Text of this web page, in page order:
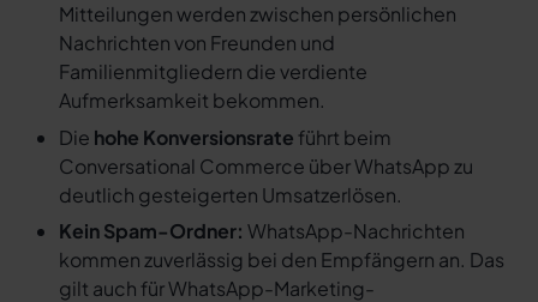
Mitteilungen werden zwischen persönlichen
Nachrichten von Freunden und
Familienmitgliedern die verdiente
Aufmerksamkeit bekommen.
Die hohe Konversionsrate führt beim
Conversational Commerce über WhatsApp zu
deutlich gesteigerten Umsatzerlösen.
Kein Spam-Ordner: WhatsApp-Nachrichten
kommen zuverlässig bei den Empfängern an. Das
gilt auch für WhatsApp-Marketing-